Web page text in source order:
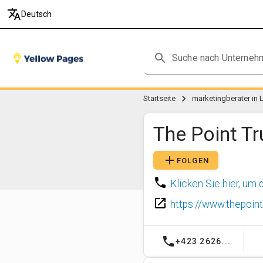
translate Deutsch
search
Startseite chevron_right marketingberater in
The Point
add FOLGEN
phone Klicken Sie hier, um
launch https://
phone+423 2626...